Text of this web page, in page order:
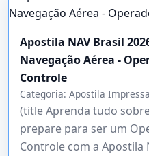
Apostila NAV Brasil
Navegação Aérea -
Controle
Categoria: Apostila Impressa
(title Aprenda tudo
prepare para ser um
Controle com a Apostila